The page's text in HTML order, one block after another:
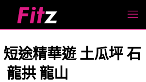
短途精華遊 土瓜坪 石
龍拱 龍山